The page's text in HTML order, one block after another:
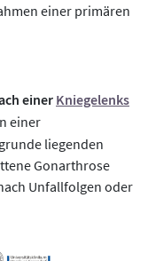
einer primären
einerKniegelenks
einer
liegenden
Gonarthrose
Unfallfolgen oder